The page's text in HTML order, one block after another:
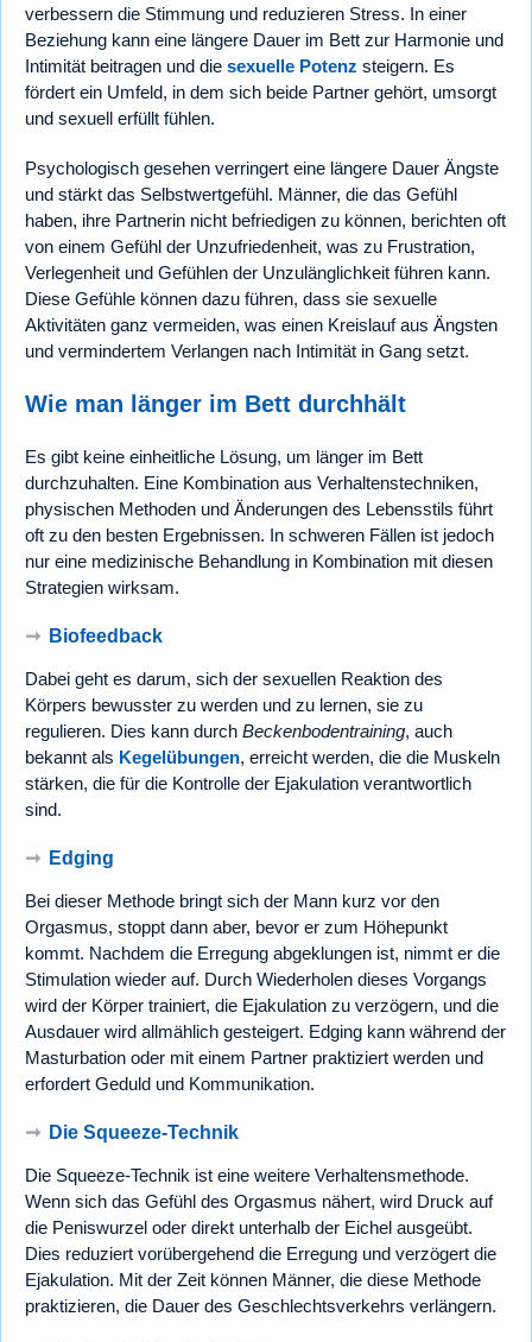
verbessern die Stimmung und reduzieren Stress. In einer
Beziehung kann eine längere Dauer im Bett zur Harmonie und
Intimität beitragen und die sexuelle Potenz steigern. Es
fördert ein Umfeld, in dem sich beide Partner gehört, umsorgt
und sexuell erfüllt fühlen.
Psychologisch gesehen verringert eine längere Dauer Ängste
und stärkt das Selbstwertgefühl. Männer, die das Gefühl
haben, ihre Partnerin nicht befriedigen zu können, berichten oft
von einem Gefühl der Unzufriedenheit, was zu Frustration,
Verlegenheit und Gefühlen der Unzulänglichkeit führen kann.
Diese Gefühle können dazu führen, dass sie sexuelle
Aktivitäten ganz vermeiden, was einen Kreislauf aus Ängsten
und vermindertem Verlangen nach Intimität in Gang setzt.
Wie man länger im Bett durchhält
Es gibt keine einheitliche Lösung, um länger im Bett
durchzuhalten. Eine Kombination aus Verhaltenstechniken,
physischen Methoden und Änderungen des Lebensstils führt
oft zu den besten Ergebnissen. In schweren Fällen ist jedoch
nur eine medizinische Behandlung in Kombination mit diesen
Strategien wirksam.
➞ Biofeedback
Dabei geht es darum, sich der sexuellen Reaktion des
Körpers bewusster zu werden und zu lernen, sie zu
regulieren. Dies kann durch Beckenbodentraining, auch
bekannt als Kegelübungen, erreicht werden, die die Muskeln
stärken, die für die Kontrolle der Ejakulation verantwortlich
sind.
➞ Edging
Bei dieser Methode bringt sich der Mann kurz vor den
Orgasmus, stoppt dann aber, bevor er zum Höhepunkt
kommt. Nachdem die Erregung abgeklungen ist, nimmt er die
Stimulation wieder auf. Durch Wiederholen dieses Vorgangs
wird der Körper trainiert, die Ejakulation zu verzögern, und die
Ausdauer wird allmählich gesteigert. Edging kann während der
Masturbation oder mit einem Partner praktiziert werden und
erfordert Geduld und Kommunikation.
➞ Die Squeeze-Technik
Die Squeeze-Technik ist eine weitere Verhaltensmethode.
Wenn sich das Gefühl des Orgasmus nähert, wird Druck auf
die Peniswurzel oder direkt unterhalb der Eichel ausgeübt.
Dies reduziert vorübergehend die Erregung und verzögert die
Ejakulation. Mit der Zeit können Männer, die diese Methode
praktizieren, die Dauer des Geschlechtsverkehrs verlängern.